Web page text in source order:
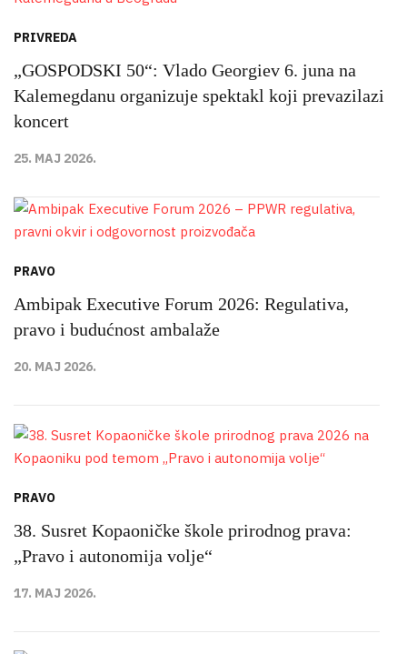
PRIVREDA
„GOSPODSKI 50“: Vlado Georgiev 6. juna na
Kalemegdanu organizuje spektakl koji prevazilazi
koncert
25. MAJ 2026.
PRAVO
Ambipak Executive Forum 2026: Regulativa,
pravo i budućnost ambalaže
20. MAJ 2026.
PRAVO
38. Susret Kopaoničke škole prirodnog prava:
„Pravo i autonomija volje“
17. MAJ 2026.